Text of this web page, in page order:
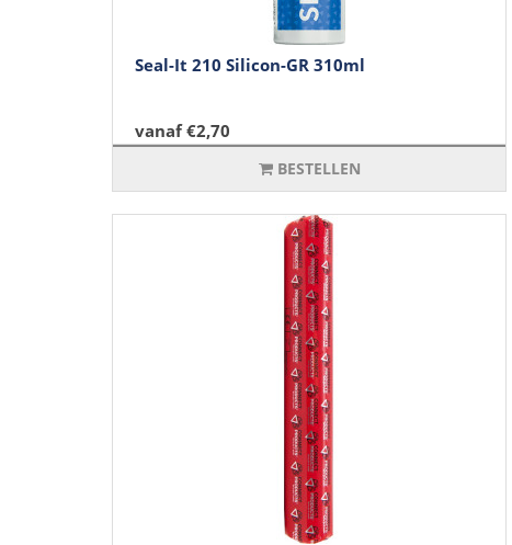
Seal-It 210 Silicon-GR 310ml
vanaf €2,70
BESTELLEN